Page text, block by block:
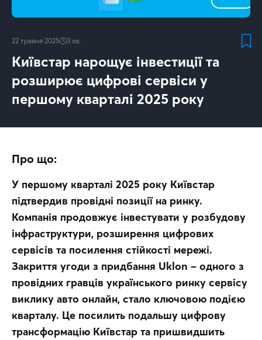
22 травня 2025 3 хв.
Київстар нарощує інвестиції та
розширює цифрові сервіси у
першому кварталі 2025 року
Про що:
У першому кварталі 2025 року Київстар
підтвердив провідні позиції на ринку.
Компанія продовжує інвестувати у розбудову
інфраструктури, розширення цифрових
сервісів та посилення стійкості мережі.
Закриття угоди з придбання Uklon – одного з
провідних гравців українського ринку сервісу
виклику авто онлайн, стало ключовою подією
кварталу. Це посилить подальшу цифрову
трансформацію Київстар та пришвидшить